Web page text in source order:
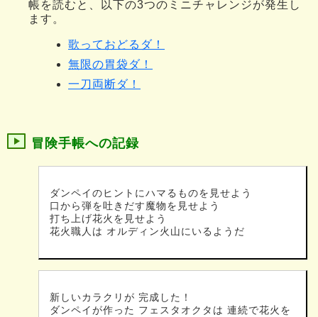
帳を読むと、以下の3つのミニチャレンジが発生し
ます。
歌っておどるダ！
無限の胃袋ダ！
一刀両断ダ！
冒険手帳への記録
ダンペイのヒントにハマるものを見せよう
口から弾を吐きだす魔物を見せよう
打ち上げ花火を見せよう
花火職人は オルディン火山にいるようだ
新しいカラクリが 完成した！
ダンペイが作った フェスタオクタは 連続で花火を